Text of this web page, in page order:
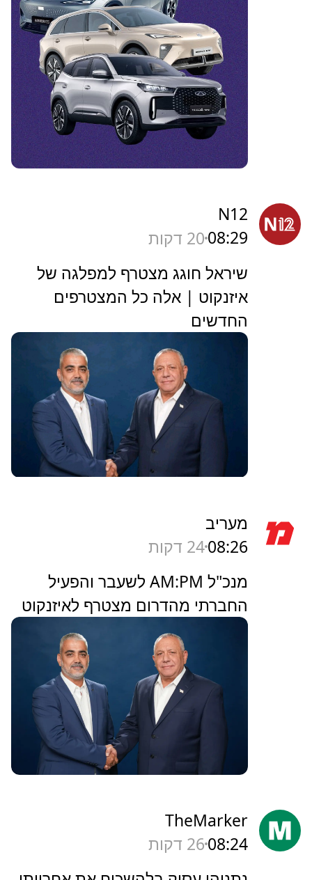
N12
08:2920 דקות
שיראל חוגג מצטרף למפלגה של
איזנקוט | אלה כל המצטרפים
החדשים
מעריב
08:2624 דקות
מנכ"ל AM:PM לשעבר והפעיל
החברתי מהדרום מצטרף לאיזנקוט
TheMarker
08:2426 דקות